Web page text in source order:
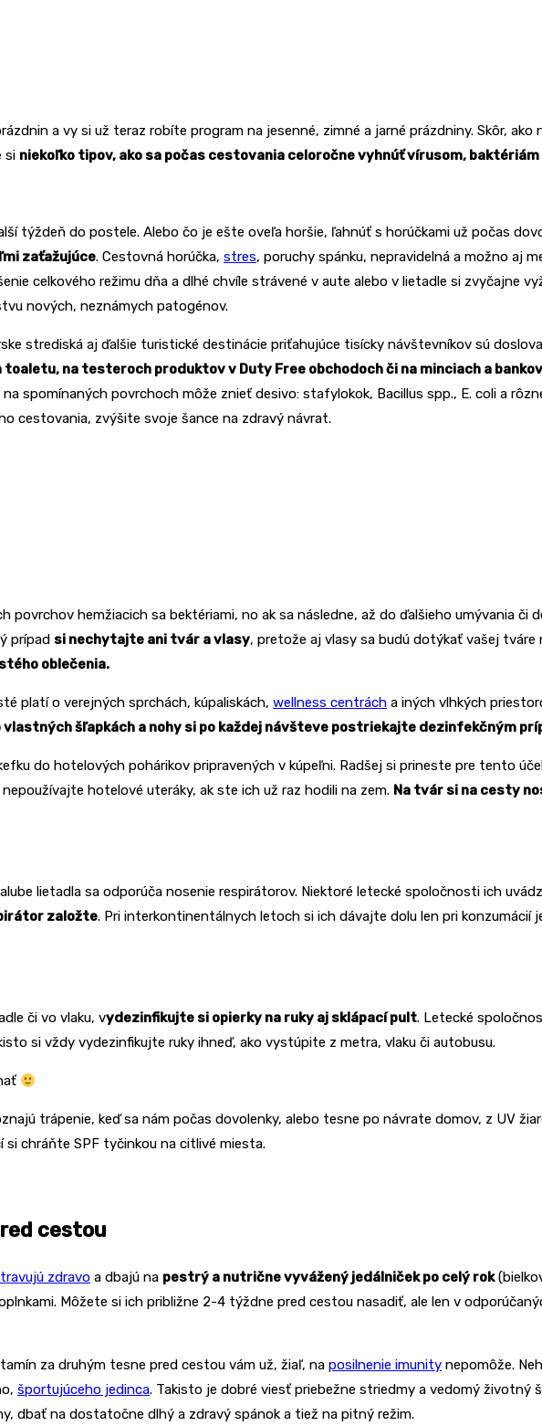
a vy si už teraz robíte program na jesenné, zimné a jarné prázdniny. Skôr,
si niekoľko tipov, ako sa počas cestovania celoročne vyhnúť vírusom,
týždeň do postele. Alebo čo je ešte oveľa horšie, ľahnúť s horúčkami už počas
zaťažujúce. Cestovná horúčka, stres, poruchy spánku, nepravidelná a možno aj
celkového režimu dňa a dlhé chvíle strávené v aute alebo v lietadle si zvyčajne
nových, neznámych patogénov.
strediská aj ďalšie turistické destinácie priťahujúce tisícky návštevníkov sú doslova
na testeroch produktov v Duty Free obchodoch či na minciach a
spomínaných povrchoch môže znieť desivo: stafylokok, Bacillus spp., E. coli a
cestovania, zvýšite svoje šance na zdravý návrat.
povrchov hemžiacich sa bektériami, no ak sa následne, až do ďalšieho umývania či
prípad si nechytajte ani tvár a vlasy, pretože aj vlasy sa budú dotýkať vašej tváre
oblečenia.
platí o verejných sprchách, kúpaliskách, wellness centrách a iných vlhkých
vlastných šľapkách a nohy si po každej návšteve postriekajte dezinfekčným
do hotelových pohárikov pripravených v kúpeľni. Radšej si prineste pre tento
hotelové uteráky, ak ste ich už raz hodili na zem. Na tvár si na cesty
lietadla sa odporúča nosenie respirátorov. Niektoré letecké spoločnosti ich
založte. Pri interkontinentálnych letoch si ich dávajte dolu len pri konzumácií
či vo vlaku, vydezinfikujte si opierky na ruky aj sklápací pult. Letecké
si vždy vydezinfikujte ruky ihneď, ako vystúpite z metra, vlaku či autobusu.
trápenie, keď sa nám počas dovolenky, alebo tesne po návrate domov, z UV
si chráňte SPF tyčinkou na citlivé miesta.
cestou
zdravo a dbajú na pestrý a nutrične vyvážený jedálniček po celý rok
Môžete si ich približne 2-4 týždne pred cestou nasadiť, ale len v
za druhým tesne pred cestou vám už, žiaľ, na posilnenie imunity nepomôže.
športujúceho jedinca. Takisto je dobré viesť priebežne striedmy a vedomý
dbať na dostatočne dlhý a zdravý spánok a tiež na pitný režim.